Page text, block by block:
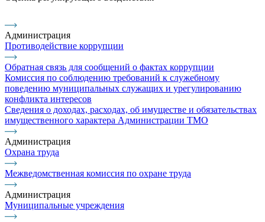
Администрация
Противодействие коррупции
Обратная связь для сообщений о фактах коррупции
Комиссия по соблюдению требований к служебному
поведению муниципальных служащих и урегулированию
конфликта интересов
Сведения о доходах, расходах, об имуществе и обязательствах
имущественного характера Администрации ТМО
Администрация
Охрана труда
Межведомственная комиссия по охране труда
Администрация
Муниципальные учреждения